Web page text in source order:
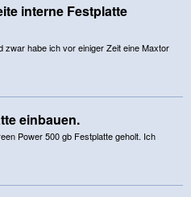
interne Festplatte
zwar habe ich vor einiger Zeit eine Maxtor
einbauen.
Power 500 gb Festplatte geholt. Ich